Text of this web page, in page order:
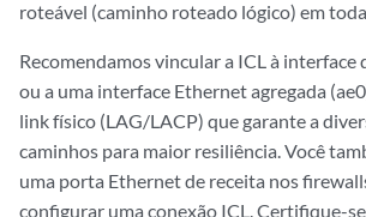
roteável (caminho roteado lógico) em
Recomendamos vincular a ICL à interface
ou a uma interface Ethernet agregada
link físico (LAG/LACP) que garante a
caminhos para maior resiliência. Você
uma porta Ethernet de receita nos
configurar uma conexão ICL. Certifique-